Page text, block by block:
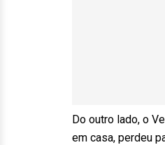
Do outro lado, o
em casa, perdeu